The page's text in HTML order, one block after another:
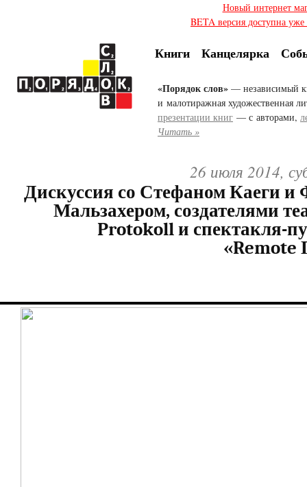
Новый интернет
BETA версия доступна
Книги Канцелярка
«Порядок слов» — независимый
и малотиражная художественная
презентации книг — с авторами,
Читать »
26 июля 2014,
Дискуссия со Стефаном Каеги и
Мальзахером, создателями
Protokoll и спектакля-
«Remote